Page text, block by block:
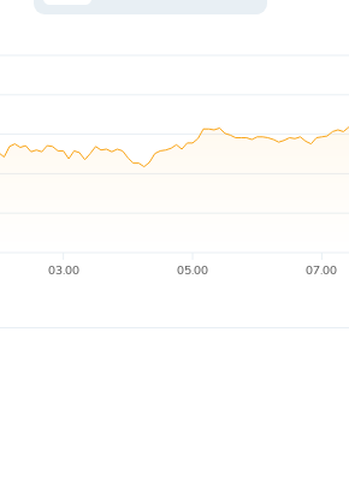
03.00 05.00 07.00